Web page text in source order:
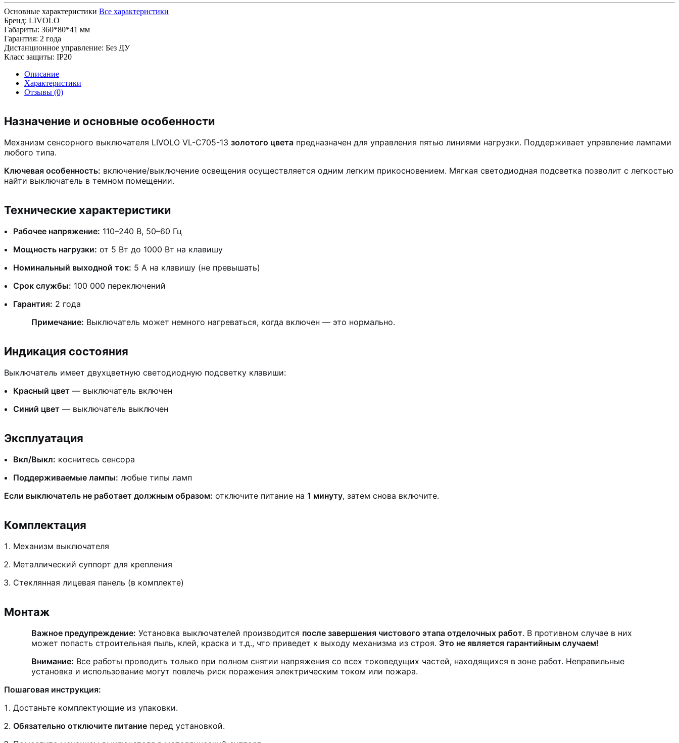
Основные характеристики Все характеристики
Бренд: LIVOLO
Габариты: 360*80*41 мм
Гарантия: 2 года
Дистанционное управление: Без ДУ
Класс защиты: IP20
Описание
Характеристики
Отзывы (0)
Назначение и основные особенности
Механизм сенсорного выключателя LIVOLO VL-C705-13 золотого цвета предназначен для управления пятью линиями нагрузки. Поддерживает управление лампами
любого типа.
Ключевая особенность: включение/выключение освещения осуществляется одним легким прикосновением. Мягкая светодиодная подсветка позволит с легкостью
найти выключатель в темном помещении.
Технические характеристики
Рабочее напряжение: 110–240 В, 50–60 Гц
Мощность нагрузки: от 5 Вт до 1000 Вт на клавишу
Номинальный выходной ток: 5 А на клавишу (не превышать)
Срок службы: 100 000 переключений
Гарантия: 2 года
Примечание: Выключатель может немного нагреваться, когда включен — это нормально.
Индикация состояния
Выключатель имеет двухцветную светодиодную подсветку клавиши:
Красный цвет — выключатель включен
Синий цвет — выключатель выключен
Эксплуатация
Вкл/Выкл: коснитесь сенсора
Поддерживаемые лампы: любые типы ламп
Если выключатель не работает должным образом: отключите питание на 1 минуту, затем снова включите.
Комплектация
Механизм выключателя
Металлический суппорт для крепления
Стеклянная лицевая панель (в комплекте)
Монтаж
Важное предупреждение: Установка выключателей производится после завершения чистового этапа отделочных работ. В противном случае в них
может попасть строительная пыль, клей, краска и т.д., что приведет к выходу механизма из строя. Это не является гарантийным случаем!
Внимание: Все работы проводить только при полном снятии напряжения со всех токоведущих частей, находящихся в зоне работ. Неправильные
установка и использование могут повлечь риск поражения электрическим током или пожара.
Пошаговая инструкция:
Достаньте комплектующие из упаковки.
Обязательно отключите питание перед установкой.